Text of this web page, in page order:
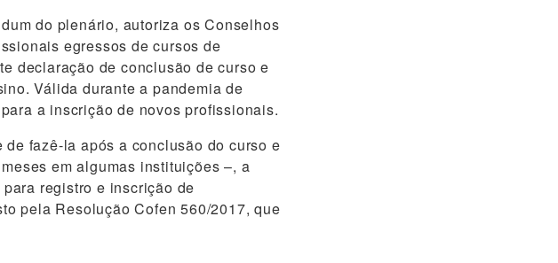
do plenário, autoriza os Conselhos
egressos de cursos de
declaração de conclusão de curso e
Válida durante a pandemia de
a inscrição de novos profissionais.
fazê-la após a conclusão do curso e
em algumas instituições –, a
registro e inscrição de
pela Resolução Cofen 560/2017, que